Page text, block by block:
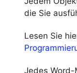
die Sie
Lesen Sie
Jedes Word-